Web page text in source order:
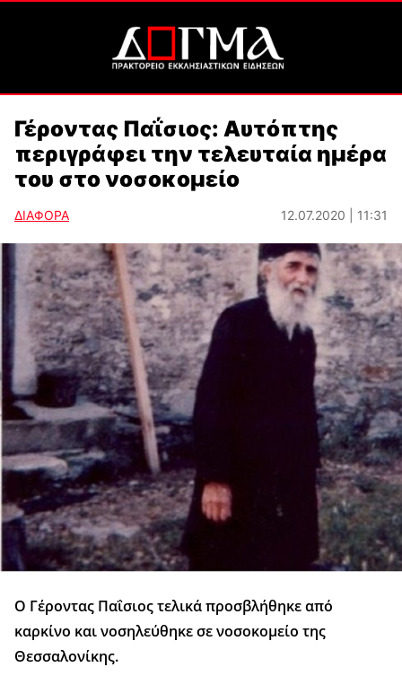
Γέροντας Παΐσιος: Αυτόπτης
περιγράφει την τελευταία ημέρα
του στο νoσοκομείο
ΔΙΑΦΟΡΑ 12.07.2020 | 11:31
Ο Γέροντας Παΐσιος τελικά προσβλήθηκε από
καρκίνο και νοσηλεύθηκε σε νοσοκομείο της
Θεσσαλονίκης.